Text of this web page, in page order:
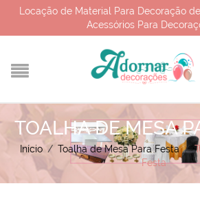
Locação de Material Para Decoração
Acessórios Para
TOALHA DE MESA
Início / Toalha de Mesa Para Festa /
Festa